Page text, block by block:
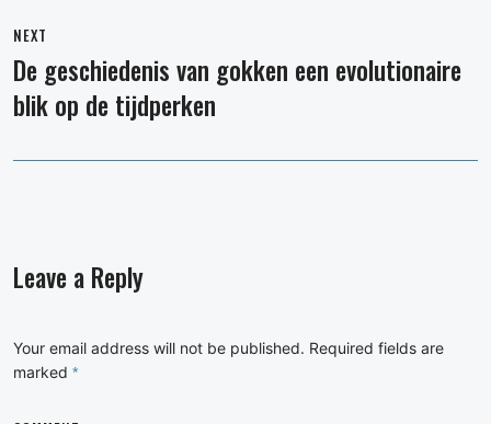
NEXT
Next
post:
De geschiedenis van gokken een evolutionaire
blik op de tijdperken
Leave a Reply
Your email address will not be published. Required fields are
marked *